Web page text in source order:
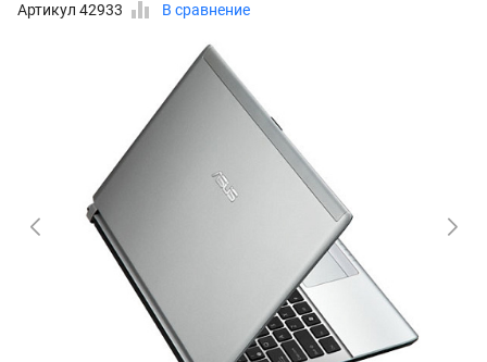
Артикул 42933 В сравнение